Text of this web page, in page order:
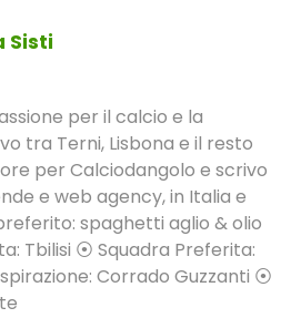
Sisti
per il calcio e la
tra Terni, Lisbona e il resto
per Calciodangolo e scrivo
e web agency, in Italia e
spaghetti aglio & olio
Tbilisi ⦿ Squadra Preferita:
Corrado Guzzanti ⦿